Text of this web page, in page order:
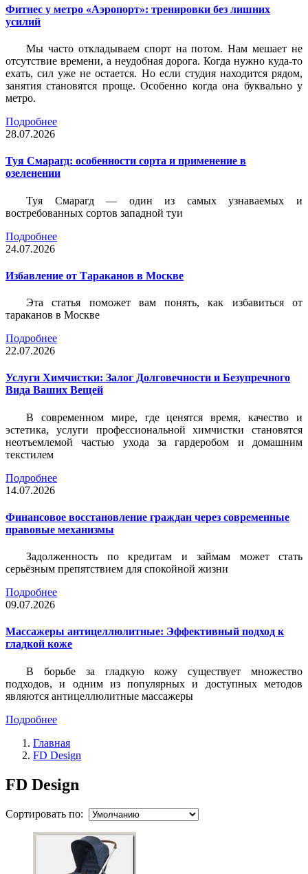
Фитнес у метро «Аэропорт»: тренировки без лишних
усилий
Мы часто откладываем спорт на потом. Нам мешает не
отсутствие времени, а неудобная дорога. Когда нужно куда-то
ехать, сил уже не остается. Но если студия находится рядом,
занятия становятся проще. Особенно когда она буквально у
метро.
Подробнее
28.07.2026
Туя Смарагд: особенности сорта и применение в
озеленении
Туя Смарагд — один из самых узнаваемых и
востребованных сортов западной туи
Подробнее
24.07.2026
Избавление от Тараканов в Москве
Эта статья поможет вам понять, как избавиться от
тараканов в Москве
Подробнее
22.07.2026
Услуги Химчистки: Залог Долговечности и Безупречного
Вида Ваших Вещей
В современном мире, где ценятся время, качество и
эстетика, услуги профессиональной химчистки становятся
неотъемлемой частью ухода за гардеробом и домашним
текстилем
Подробнее
14.07.2026
Финансовое восстановление граждан через современные
правовые механизмы
Задолженность по кредитам и займам может стать
серьёзным препятствием для спокойной жизни
Подробнее
09.07.2026
Массажеры антицеллюлитные: Эффективный подход к
гладкой коже
В борьбе за гладкую кожу существует множество
подходов, и одним из популярных и доступных методов
являются антицеллюлитные массажеры
Подробнее
Главная
FD Design
FD Design
Сортировать по: